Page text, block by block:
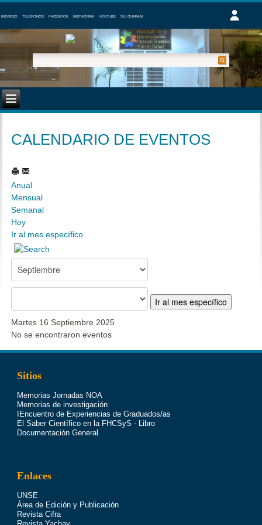
INGRESO TELÉFONOS FACEBOOK INSTAGRAM YOUTUBE SIU GUARANI
CALENDARIO DE EVENTOS
Anual
Mensual
Semanal
Hoy
Ir al mes específico
Ir al mes específico
Martes 16 Septiembre 2025
No se encontraron eventos
Sitios
Memorias Jornadas NOA
Memorias de investigación
IEncuentro de Experiencias de Graduados/as
El Saber Científico en la FHCSyS - Libro
Documentación General
Enlaces
UNSE
Área de Edición y Publicación
Revista Cifra